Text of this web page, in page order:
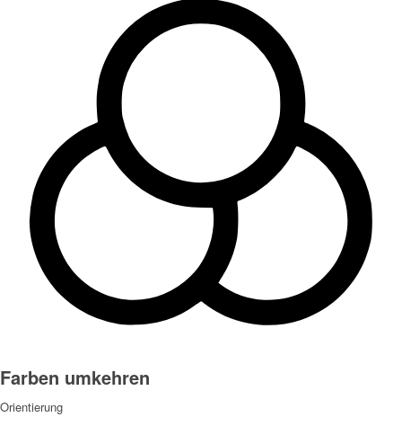
Farben umkehren
Orientierung